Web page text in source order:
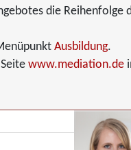
die Reihenfolge
Ausbildung.
www.mediation.de